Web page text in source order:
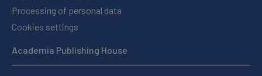
Processing of personal data
Cookies settings
Academia Publishing House